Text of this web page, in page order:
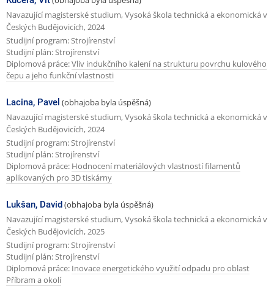
Navazující magisterské studium, Vysoká škola technická a ekonomická v
Českých Budějovicích, 2024
Studijní program: Strojírenství
Studijní plán: Strojírenství
Diplomová práce:Vliv indukčního kalení na strukturu povrchu kulového
čepu a jeho funkční vlastnosti
Lacina, Pavel (obhajoba byla úspěšná)
Navazující magisterské studium, Vysoká škola technická a ekonomická v
Českých Budějovicích, 2024
Studijní program: Strojírenství
Studijní plán: Strojírenství
Diplomová práce: Hodnocení materiálových vlastností filamentů
aplikovaných pro 3D tiskárny
Lukšan, David (obhajoba byla úspěšná)
Navazující magisterské studium, Vysoká škola technická a ekonomická v
Českých Budějovicích, 2025
Studijní program: Strojírenství
Studijní plán: Strojírenství
Diplomová práce: Inovace energetického využití odpadu pro oblast
Příbram a okolí